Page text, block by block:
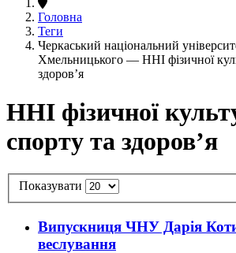
Головна
Теги
Черкаський національний
Хмельницького — ННІ фізичної
здоров’я
ННІ фізичної
спорту та здоров’я
Показувати
Випускниця ЧНУ Дарія
веслування